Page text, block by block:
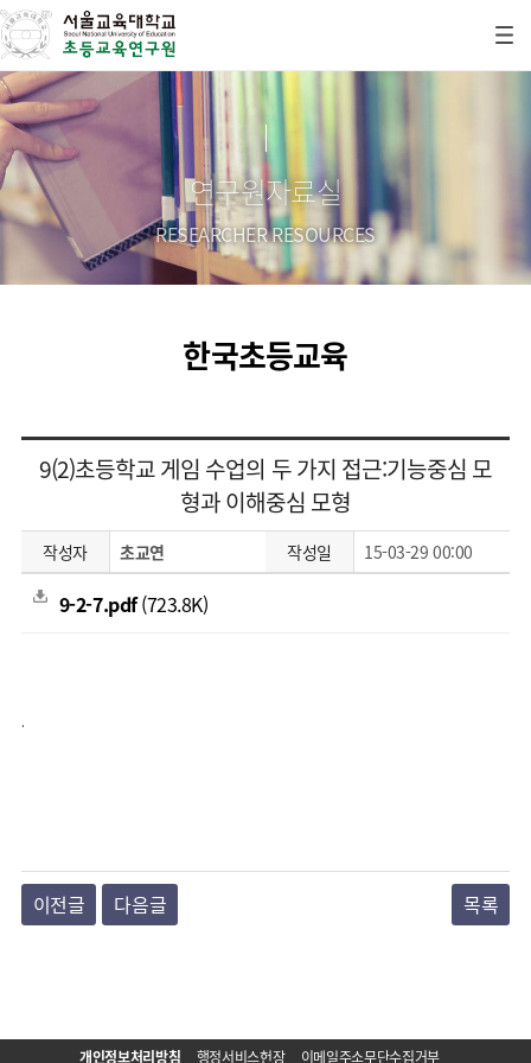
연구원자료실
RESEARCHER RESOURCES
한국초등교육
9(2)초등학교 게임 수업의 두 가지 접근:기능중심 모
형과 이해중심 모형
작성자 초교연 작성일 15-03-29 00:00
9-2-7.pdf(723.8K)
.
이전글 다음글 목록
개인정보처리방침 행정서비스헌장 이메일주소무단수집거부